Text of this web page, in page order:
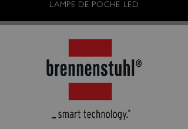
LAMPE DE POCHE LED